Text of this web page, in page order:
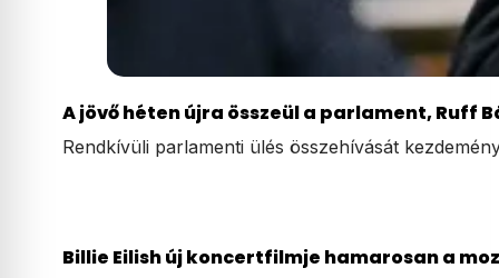
A jövő héten újra összeül a parlament, Ruff
Rendkívüli parlamenti ülés összehívását
Billie Eilish új koncertfilmje hamarosan a